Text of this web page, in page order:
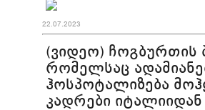
22.07.2023
(ვიდეო) ჩოგბურთის
რომელსაც
ჰოსპოტალიზება
კადრები იტალიიდან